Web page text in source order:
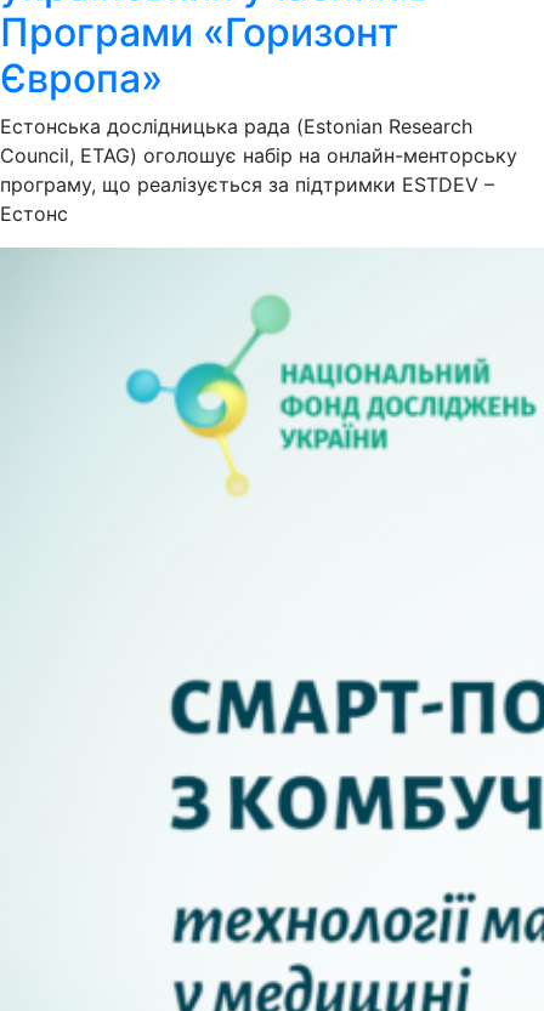
Програми «Горизонт
Європа»
Естонська дослідницька рада (Estonian Research
Council, ETAG) оголошує набір на онлайн-менторську
програму, що реалізується за підтримки ESTDEV –
Естонс